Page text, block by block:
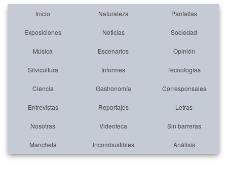
Inicio Naturaleza Pantallas
Exposiciones Noticias Sociedad
Música Escenarios Opinión
Silvicultura Informes Tecnologías
Ciencia Gastronomía Corresponsales
Entrevistas Reportajes Letras
Nosotras Videoteca Sin barreras
Mancheta Incombustibles Análisis